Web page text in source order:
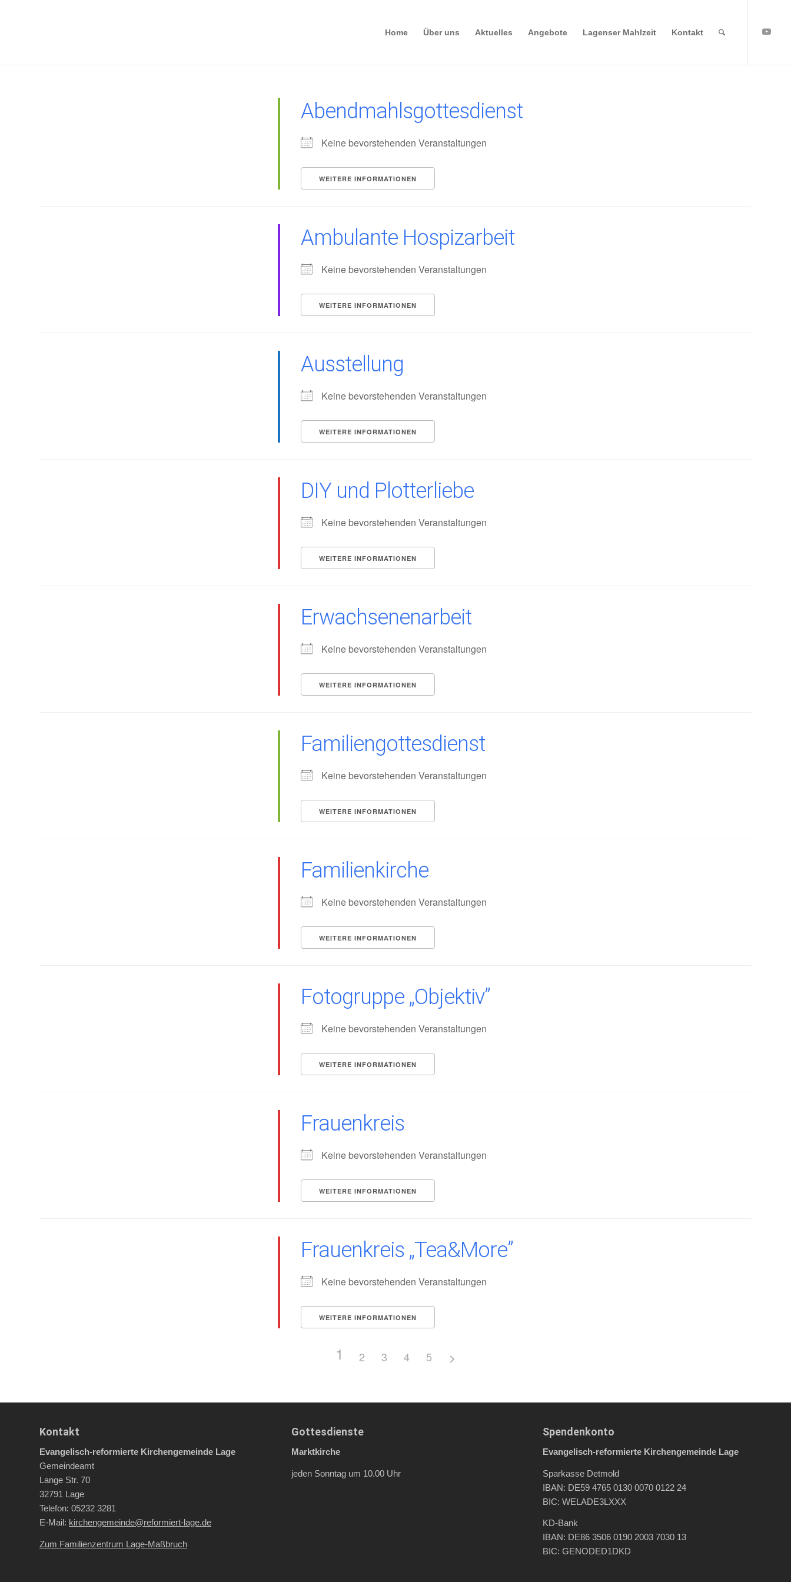
Home Über uns Aktuelles Angebote Lagenser Mahlzeit Kontakt
Abendmahlsgottesdienst
Keine bevorstehenden Veranstaltungen
WEITERE INFORMATIONEN
Ambulante Hospizarbeit
Keine bevorstehenden Veranstaltungen
WEITERE INFORMATIONEN
Ausstellung
Keine bevorstehenden Veranstaltungen
WEITERE INFORMATIONEN
DIY und Plotterliebe
Keine bevorstehenden Veranstaltungen
WEITERE INFORMATIONEN
Erwachsenenarbeit
Keine bevorstehenden Veranstaltungen
WEITERE INFORMATIONEN
Familiengottesdienst
Keine bevorstehenden Veranstaltungen
WEITERE INFORMATIONEN
Familienkirche
Keine bevorstehenden Veranstaltungen
WEITERE INFORMATIONEN
Fotogruppe „Objektiv”
Keine bevorstehenden Veranstaltungen
WEITERE INFORMATIONEN
Frauenkreis
Keine bevorstehenden Veranstaltungen
WEITERE INFORMATIONEN
Frauenkreis „Tea&More”
Keine bevorstehenden Veranstaltungen
WEITERE INFORMATIONEN
1 2 3 4 5
Kontakt
Evangelisch-reformierte Kirchengemeinde Lage
Gemeindeamt
Lange Str. 70
32791 Lage
Telefon: 05232 3281
E-Mail: kirchengemeinde@reformiert-lage.de
Zum Familienzentrum Lage-Maßbruch
Gottesdienste
Marktkirche
jeden Sonntag um 10.00 Uhr
Spendenkonto
Evangelisch-reformierte Kirchengemeinde Lage
Sparkasse Detmold
IBAN: DE59 4765 0130 0070 0122 24
BIC: WELADE3LXXX
KD-Bank
IBAN: DE86 3506 0190 2003 7030 13
BIC: GENODED1DKD